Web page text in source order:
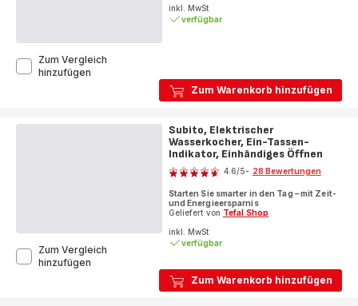
Zum Warenkorb hinzufügen
inkl. MwSt
verfügbar
Zum Vergleich
hinzufügen
Wasserkocher
Zum Warenkorb hinzufügen
Subito, Elektrischer
Wasserkocher, Ein-Tassen-
Indikator, Einhändiges Öffnen
Bewertung
4.6/5- 28 Bewertungen
Starten Sie smarter in den Tag – mit Zeit-
und Energieersparnis
Geliefert von Tefal Shop
inkl. MwSt
verfügbar
Zum Vergleich
hinzufügen
Wasserkocher,